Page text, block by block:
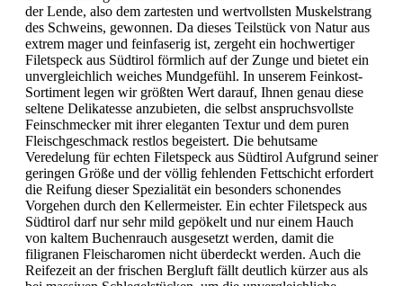
der Lende, also dem zartesten und wertvollsten Muskelstrang
des Schweins, gewonnen. Da dieses Teilstück von Natur aus
extrem mager und feinfaserig ist, zergeht ein hochwertiger
Filetspeck aus Südtirol förmlich auf der Zunge und bietet ein
unvergleichlich weiches Mundgefühl. In unserem Feinkost-
Sortiment legen wir größten Wert darauf, Ihnen genau diese
seltene Delikatesse anzubieten, die selbst anspruchsvollste
Feinschmecker mit ihrer eleganten Textur und dem puren
Fleischgeschmack restlos begeistert. Die behutsame
Veredelung für echten Filetspeck aus Südtirol Aufgrund seiner
geringen Größe und der völlig fehlenden Fettschicht erfordert
die Reifung dieser Spezialität ein besonders schonendes
Vorgehen durch den Kellermeister. Ein echter Filetspeck aus
Südtirol darf nur sehr mild gepökelt und nur einem Hauch
von kaltem Buchenrauch ausgesetzt werden, damit die
filigranen Fleischaromen nicht überdeckt werden. Auch die
Reifezeit an der frischen Bergluft fällt deutlich kürzer aus als